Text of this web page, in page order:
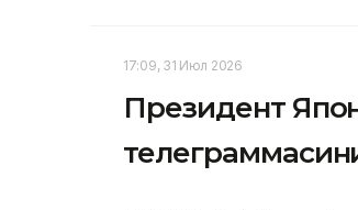
17:09, 31 Июл 2026
Президент